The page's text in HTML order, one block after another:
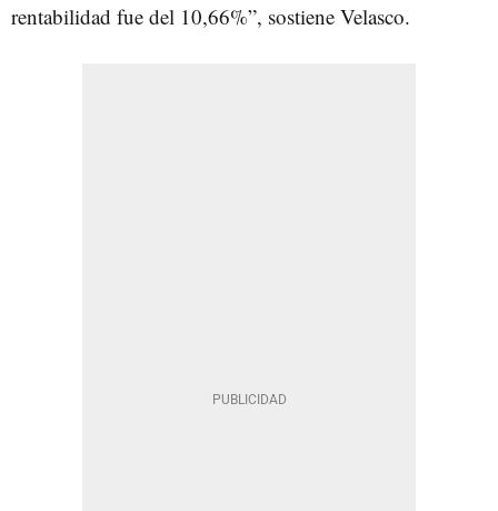
rentabilidad fue del 10,66%”, sostiene Velasco.